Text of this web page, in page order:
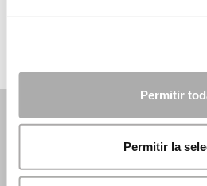
Permitir
Permitir la